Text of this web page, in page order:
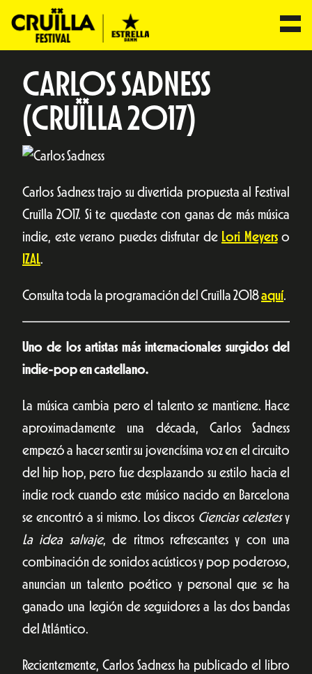
CARLOS SADNESS
(CRUÏLLA 2017)
Carlos Sadness trajo su divertida propuesta al Festival
Cruïlla 2017. Si te quedaste con ganas de más música
indie, este verano puedes disfrutar de Lori Meyerso
IZAL.
Consulta toda la programación del Cruïlla 2018aquí.
Uno de los artistas más internacionales surgidos del
indie-pop en castellano.
La música cambia pero el talento se mantiene. Hace
aproximadamente una década, Carlos Sadness
empezó a hacer sentir su jovencísima voz en el circuito
del hip hop, pero fue desplazando su estilo hacia el
indie rock cuando este músico nacido en Barcelona
se encontró a si mismo. Los discos Ciencias celestesy
La idea salvaje, de ritmos refrescantes y con una
combinación de sonidos acústicos y pop poderoso,
anuncian un talento poético y personal que se ha
ganado una legión de seguidores a las dos bandas
del Atlántico.
Recientemente, Carlos Sadness ha publicado el libro